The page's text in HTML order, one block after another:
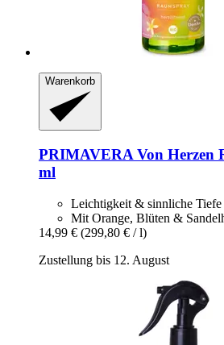
Warenkorb
PRIMAVERA Von Herzen
ml
Leichtigkeit & sinnliche Tiefe
Mit Orange, Blüten &
14,99 € (299,80 € / l)
Zustellung bis 12. August